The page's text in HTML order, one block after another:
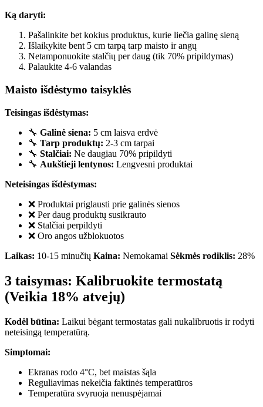
Ką daryti:
Pašalinkite bet kokius produktus, kurie liečia galinę sieną
Išlaikykite bent 5 cm tarpą tarp maisto ir angų
Netamponuokite stalčių per daug (tik 70% pripildymas)
Palaukite 4-6 valandas
Maisto išdėstymo taisyklės
Teisingas išdėstymas:
🔧 Galinė siena: 5 cm laisva erdvė
🔧 Tarp produktų: 2-3 cm tarpai
🔧 Stalčiai: Ne daugiau 70% pripildyti
🔧 Aukštieji lentynos: Lengvesni produktai
Neteisingas išdėstymas:
❌ Produktai priglausti prie galinės sienos
❌ Per daug produktų susikrauto
❌ Stalčiai perpildyti
❌ Oro angos užblokuotos
Laikas: 10-15 minučių Kaina: Nemokamai Sėkmės rodiklis: 28%
3 taisymas: Kalibruokite termostatą
(Veikia 18% atvejų)
Kodėl būtina: Laikui bėgant termostatas gali nukalibruotis ir rodyti
neteisingą temperatūrą.
Simptomai:
Ekranas rodo 4°C, bet maistas šąla
Reguliavimas nekeičia faktinės temperatūros
Temperatūra svyruoja nenuspėjamai